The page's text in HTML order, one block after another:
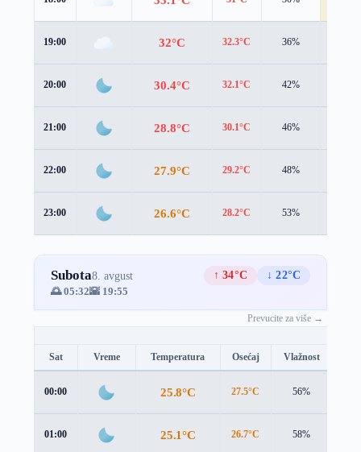
19:00 32°C 32.3°C 36%
20:00 30.4°C 32.1°C 42%
21:00 28.8°C 30.1°C 46%
22:00 27.9°C 29.2°C 48%
23:00 26.6°C 28.2°C 53%
Subota8. avgust ↑ 34°C
↓ 22°C
🌅 05:32🌇 19:55
Prevucite za više →
Sat Vreme Temperatura Osećaj Vlažnost
00:00 25.8°C 27.5°C 56%
01:00 25.1°C 26.7°C 58%